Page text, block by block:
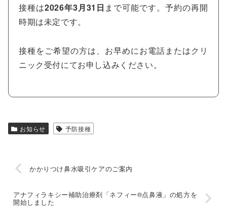
接種は2026年3月31日 まで可能です。予約の再開
時期は未定です。
接種をご希望の方は、お早めにお電話またはクリ
ニック受付にてお申し込みください。
お知らせ 予防接種
かかりつけ鼻水吸引ケアのご案内
アナフィラキシー補助治療剤「ネフィー®︎点鼻液」の処方を
開始しました